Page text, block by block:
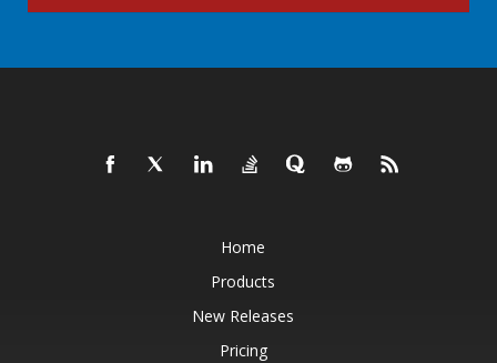
Home
Products
New Releases
Pricing